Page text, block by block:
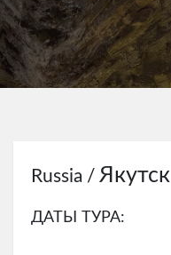
Russia / Якутск
ДАТЫ ТУРА: